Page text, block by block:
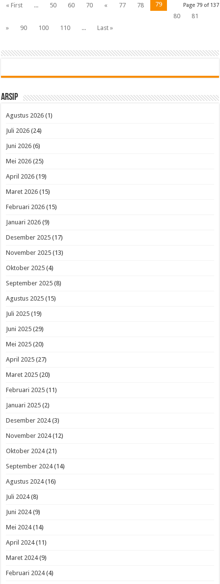
Page 79 of 137
« First ... 50 60 70 « 77 78
79
80
81
»
90 100 110 ... Last »
Arsip
Agustus 2026 (1)
Juli 2026 (24)
Juni 2026 (6)
Mei 2026 (25)
April 2026 (19)
Maret 2026 (15)
Februari 2026 (15)
Januari 2026 (9)
Desember 2025 (17)
November 2025 (13)
Oktober 2025 (4)
September 2025 (8)
Agustus 2025 (15)
Juli 2025 (19)
Juni 2025 (29)
Mei 2025 (20)
April 2025 (27)
Maret 2025 (20)
Februari 2025 (11)
Januari 2025 (2)
Desember 2024(3)
November 2024(12)
Oktober 2024(21)
September 2024(14)
Agustus 2024(16)
Juli 2024(8)
Juni 2024(9)
Mei 2024(14)
April 2024(11)
Maret 2024(9)
Februari 2024(4)